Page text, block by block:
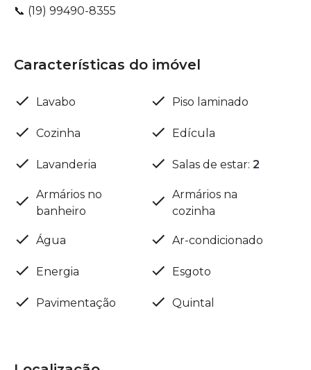
📞 (19) 99490-8355
Características do imóvel
Lavabo Piso laminado
Cozinha Edícula
Lavanderia Salas de estar: 2
Armários no
banheiro
Armários na
cozinha
Água Ar-condicionado
Energia Esgoto
Pavimentação Quintal